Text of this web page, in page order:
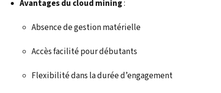
Avantages du cloud mining:
Absence de gestion matérielle
Accès facilité pour débutants
Flexibilité dans la durée d’engagement